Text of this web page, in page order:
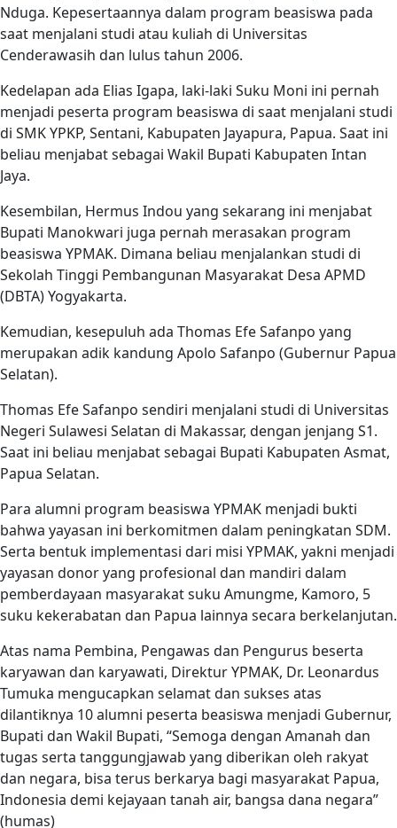
Nduga. Kepesertaannya dalam program beasiswa pada
saat menjalani studi atau kuliah di Universitas
Cenderawasih dan lulus tahun 2006.
Kedelapan ada Elias Igapa, laki-laki Suku Moni ini pernah
menjadi peserta program beasiswa di saat menjalani studi
di SMK YPKP, Sentani, Kabupaten Jayapura, Papua. Saat ini
beliau menjabat sebagai Wakil Bupati Kabupaten Intan
Jaya.
Kesembilan, Hermus Indou yang sekarang ini menjabat
Bupati Manokwari juga pernah merasakan program
beasiswa YPMAK. Dimana beliau menjalankan studi di
Sekolah Tinggi Pembangunan Masyarakat Desa APMD
(DBTA) Yogyakarta.
Kemudian, kesepuluh ada Thomas Efe Safanpo yang
merupakan adik kandung Apolo Safanpo (Gubernur Papua
Selatan).
Thomas Efe Safanpo sendiri menjalani studi di Universitas
Negeri Sulawesi Selatan di Makassar, dengan jenjang S1.
Saat ini beliau menjabat sebagai Bupati Kabupaten Asmat,
Papua Selatan.
Para alumni program beasiswa YPMAK menjadi bukti
bahwa yayasan ini berkomitmen dalam peningkatan SDM.
Serta bentuk implementasi dari misi YPMAK, yakni menjadi
yayasan donor yang profesional dan mandiri dalam
pemberdayaan masyarakat suku Amungme, Kamoro, 5
suku kekerabatan dan Papua lainnya secara berkelanjutan.
Atas nama Pembina, Pengawas dan Pengurus beserta
karyawan dan karyawati, Direktur YPMAK, Dr. Leonardus
Tumuka mengucapkan selamat dan sukses atas
dilantiknya 10 alumni peserta beasiswa menjadi Gubernur,
Bupati dan Wakil Bupati, “Semoga dengan Amanah dan
tugas serta tanggungjawab yang diberikan oleh rakyat
dan negara, bisa terus berkarya bagi masyarakat Papua,
Indonesia demi kejayaan tanah air, bangsa dana negara”
(humas)